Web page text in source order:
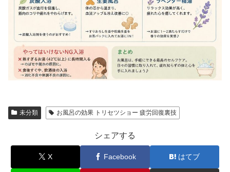
未分類 お風呂の効果 トリセツショー 疲労回復裏技
シェアする
X Facebook はてブ